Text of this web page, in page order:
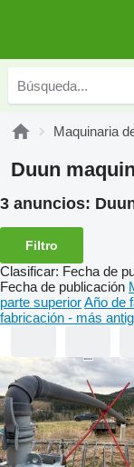
Maquinaria
Duun
3 anuncios:
Filtro
Clasificar: Fecha de
Fecha de publicación
parte superiorAño de
fabricación - más